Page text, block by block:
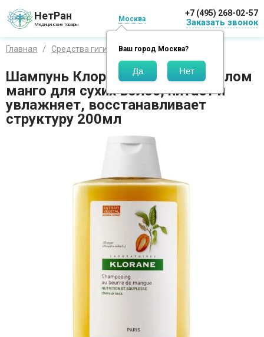
НетРан
Медицинские товары
Москва
Ваш город Москва?
+7 (495) 268-02-57
Заказать звонок
Главная Средства гигиены Бренды Клоран
Шампунь Клоран / Klorane с маслом
манго для сухих волос, питает и
увлажняет, восстанавливает
структуру 200мл